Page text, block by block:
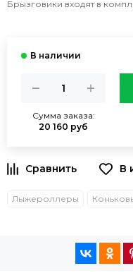
Брызговики входят в
Сумма заказа:
20 160 руб
Лыжероллеры